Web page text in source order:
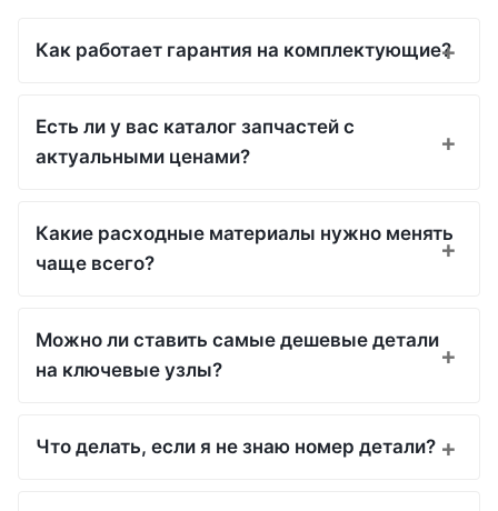
Как работает гарантия на комплектующие?
Есть ли у вас каталог запчастей с
актуальными ценами?
Какие расходные материалы нужно менять
чаще всего?
Можно ли ставить самые дешевые детали
на ключевые узлы?
Что делать, если я не знаю номер детали?